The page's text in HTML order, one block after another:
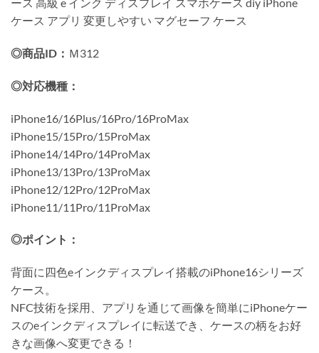
ケース アプリ 変更しやすい マグセーフ ケース
◎商品ID： Ｍ312
◎対応機種：
iPhone16/16Plus/16Pro/16ProMax
iPhone15/15Pro/15ProMax
iPhone14/14Pro/14ProMax
iPhone13/13Pro/13ProMax
iPhone12/12Pro/12ProMax
iPhone11/11Pro/11ProMax
◎ポイント：
背面に四色eインクディスプレイ搭載のiPhone16シリーズ
ケース。
NFC技術を採用、アプリを通じて画像を簡単にiPhoneケー
スのeインクディスプレイに転送でき、ケースの柄をお好
きな画像へ変更できる！